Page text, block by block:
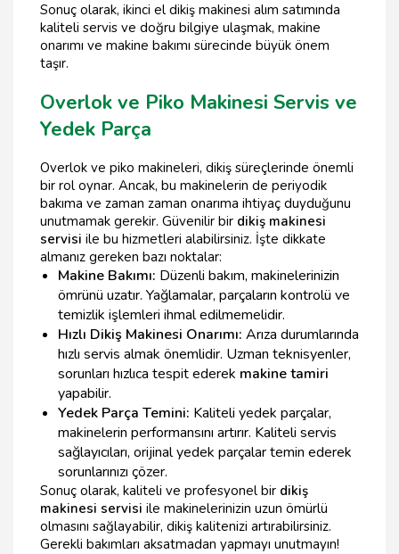
Sonuç olarak, ikinci el dikiş makinesi alım satımında
kaliteli servis ve doğru bilgiye ulaşmak, makine
onarımı ve makine bakımı sürecinde büyük önem
taşır.
Overlok ve Piko Makinesi Servis ve
Yedek Parça
Overlok ve piko makineleri, dikiş süreçlerinde önemli
bir rol oynar. Ancak, bu makinelerin de periyodik
bakıma ve zaman zaman onarıma ihtiyaç duyduğunu
unutmamak gerekir. Güvenilir bir dikiş makinesi
servisi ile bu hizmetleri alabilirsiniz. İşte dikkate
almanız gereken bazı noktalar:
Makine Bakımı: Düzenli bakım, makinelerinizin
ömrünü uzatır. Yağlamalar, parçaların kontrolü ve
temizlik işlemleri ihmal edilmemelidir.
Hızlı Dikiş Makinesi Onarımı: Arıza durumlarında
hızlı servis almak önemlidir. Uzman teknisyenler,
sorunları hızlıca tespit ederek makine tamiri
yapabilir.
Yedek Parça Temini: Kaliteli yedek parçalar,
makinelerin performansını artırır. Kaliteli servis
sağlayıcıları, orijinal yedek parçalar temin ederek
sorunlarınızı çözer.
Sonuç olarak, kaliteli ve profesyonel bir dikiş
makinesi servisi ile makinelerinizin uzun ömürlü
olmasını sağlayabilir, dikiş kalitenizi artırabilirsiniz.
Gerekli bakımları aksatmadan yapmayı unutmayın!